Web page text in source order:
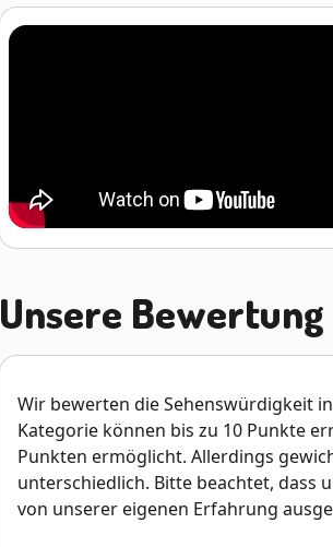
Unsere Bewertung
Wir bewerten die Sehenswürdigkeit
Kategorie können bis zu 10 Punkte
Punkten ermöglicht. Allerdings
unterschiedlich. Bitte beachtet, dass
von unserer eigenen Erfahrung